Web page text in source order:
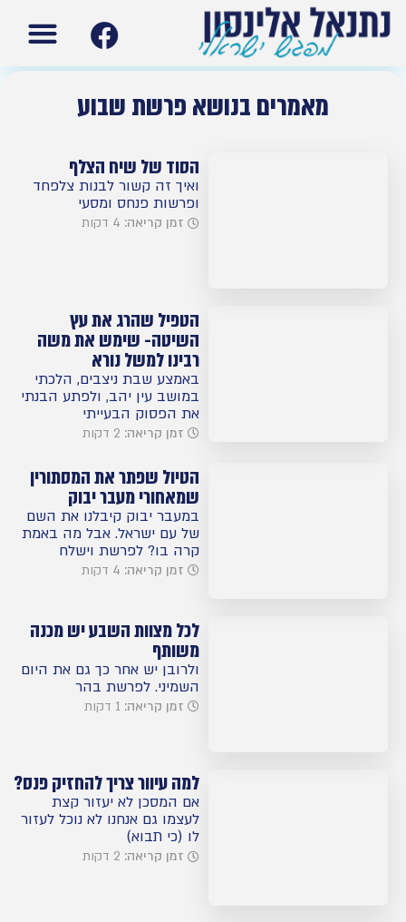
מאמרים בנושא פרשת שבוע
הסוד של שיח הצלף
ואיך זה קשור לבנות צלפחד
ופרשות פנחס ומסעי
זמן קריאה: 4 דקות
הטפיל שהרג את עץ
השיטה- שימש את משה
רבינו למשל נורא
באמצע שבת ניצבים, הלכתי
במושב עין יהב, ולפתע הבנתי
את הפסוק הבעייתי
זמן קריאה: 2 דקות
הטיול שפתר את המסתורין
שמאחורי מעבר יבוק
במעבר יבוק קיבלנו את השם
של עם ישראל. אבל מה באמת
קרה בו? לפרשת וישלח
זמן קריאה: 4 דקות
לכל מצוות השבע יש מכנה
משותף
ולרובן יש אחר כך גם את היום
השמיני. לפרשת בהר
זמן קריאה: 1 דקות
למה עיוור צריך להחזיק פנס?
אם המסכן לא יעזור קצת
לעצמו גם אנחנו לא נוכל לעזור
לו (כי תבוא)
זמן קריאה: 2 דקות